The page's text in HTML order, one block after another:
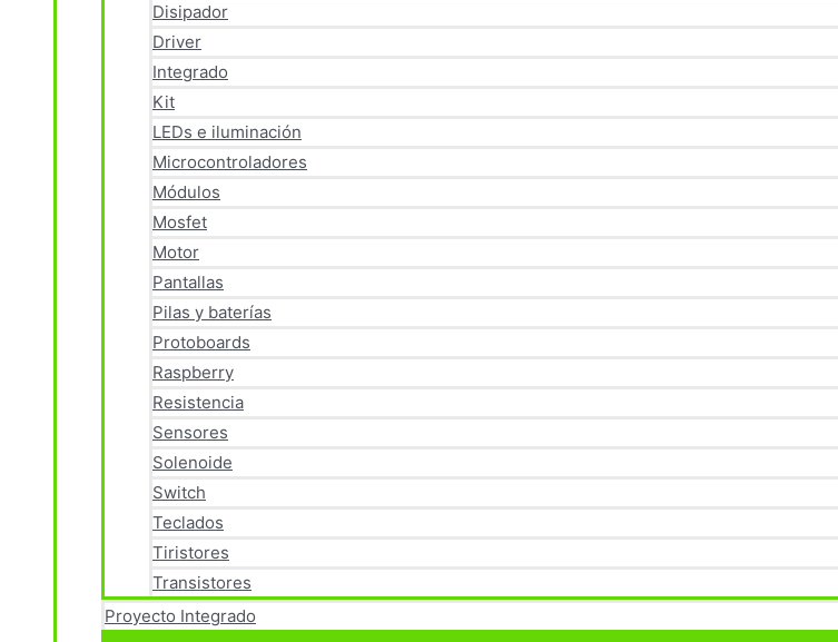
Disipador
Driver
Integrado
Kit
LEDs e iluminación
Microcontroladores
Módulos
Mosfet
Motor
Pantallas
Pilas y baterías
Protoboards
Raspberry
Resistencia
Sensores
Solenoide
Switch
Teclados
Tiristores
Transistores
Proyecto Integrado